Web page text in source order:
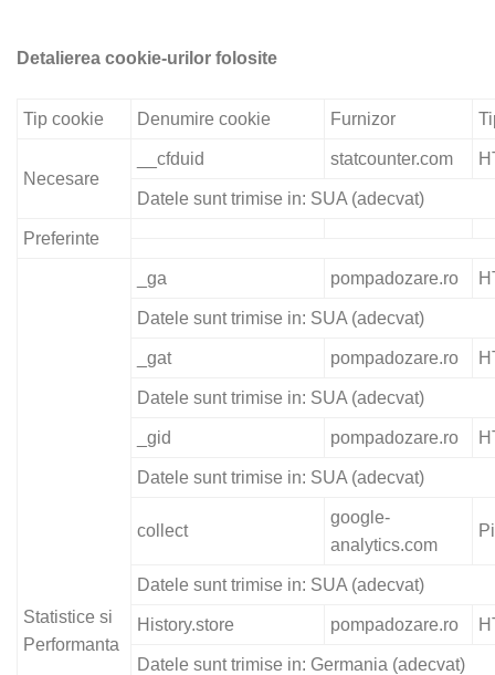
Detalierea cookie-urilor folosite
Tip cookie Denumire cookie Furnizor
Necesare
__cfduid statcounter.com
Datele sunt trimise in: SUA (adecvat)
Preferinte
Statistice si
Performanta
_ga pompadozare.ro
Datele sunt trimise in: SUA (adecvat)
_gat pompadozare.ro
Datele sunt trimise in: SUA (adecvat)
_gid pompadozare.ro
Datele sunt trimise in: SUA (adecvat)
collect
google-
analytics.com
Datele sunt trimise in: SUA (adecvat)
History.store pompadozare.ro
Datele sunt trimise in: Germania (adecvat)